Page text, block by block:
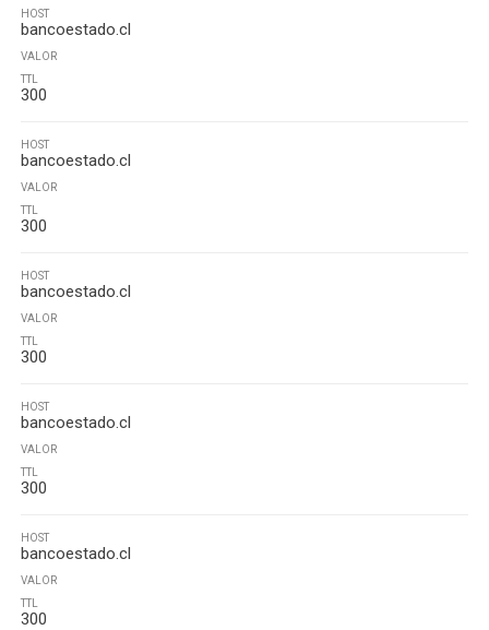
HOST
bancoestado.cl
VALOR
TTL
300
HOST
bancoestado.cl
VALOR
TTL
300
HOST
bancoestado.cl
VALOR
TTL
300
HOST
bancoestado.cl
VALOR
TTL
300
HOST
bancoestado.cl
VALOR
TTL
300